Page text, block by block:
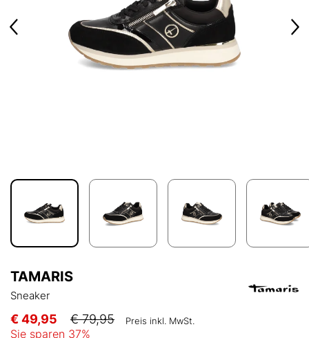
TAMARIS
Sneaker
€ 49,95 € 79,95 Preis inkl. MwSt.
Sie sparen 37%